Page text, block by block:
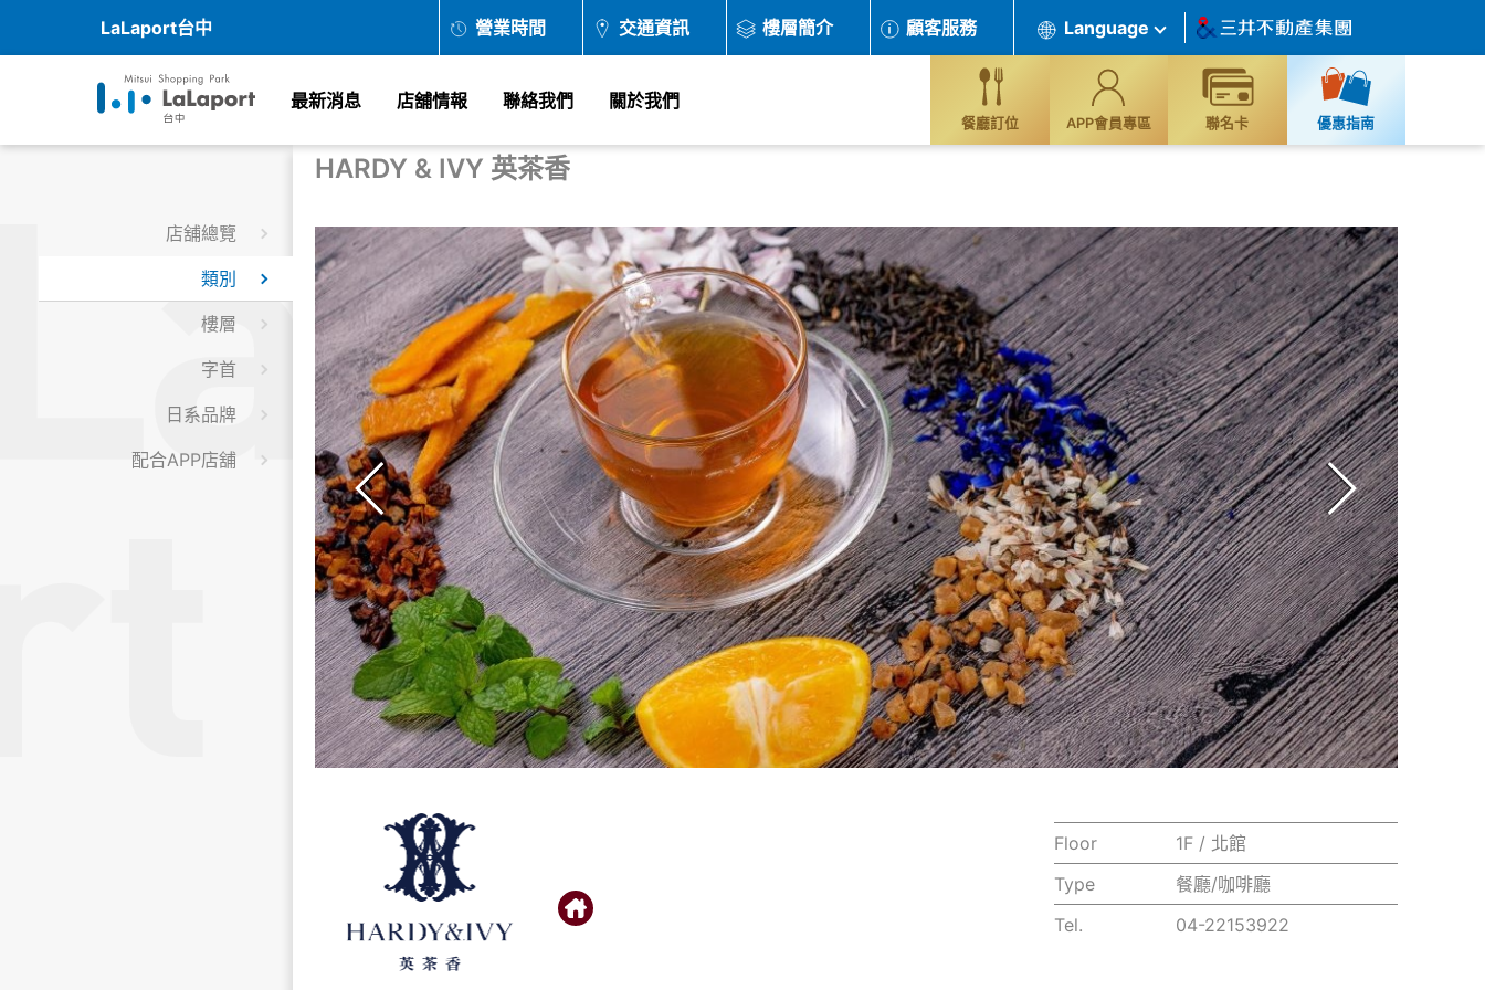
LaLaport台中 營業時間 交通資訊 樓層簡介 顧客服務 Language
最新消息 店舖情報 聯絡我們 關於我們
餐廳訂位 APP會員專區 聯名卡 優惠指南
店舖總覽
類別
樓層
字首
日系品牌
配合APP店舖
HARDY & IVY 英茶香
Floor
1F / 北館
Type
餐廳/咖啡廳
Tel.
04-22153922